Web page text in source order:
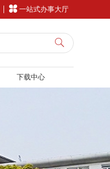
 一站式办事大厅
下载中心